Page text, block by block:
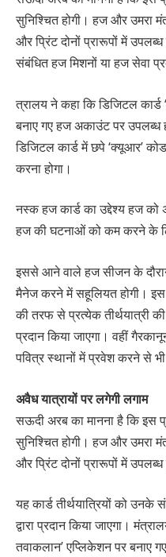
सुनिश्चित होगी। हज और उमरा
और प्रिंट दोनों प्रारूपों में
संबंधित हज मिशनों या हज सेवा
त्रालय ने कहा कि डिजिटल
बनाए गए हज अकाउंट पर उपलब्ध
डिजिटल कार्ड में छपे ‘क्यूआर’
करना होगा।
नस्क हज कार्ड का उद्देश्य हज
हज की घटनाओं को कम करने के
इससे आने वाले हज सीजन के
मैनेज करने में सहूलियत होगी।
की तरफ से प्रत्येक तीर्थयात्री
प्रदान किया जाएगा। वहीं
पवित्र स्थानों में प्रवेश करने से भी
अवैध यात्रायों पर लगेगी लगाम
सऊदी अरब का मानना है कि इस
सुनिश्चित होगी। हज और उमरा
और प्रिंट दोनों प्रारूपों में उपलब्ध
यह कार्ड तीर्थयात्रियों को
द्वारा प्रदान किया जाएगा।
तवाकलान’ एप्लिकेशन पर बनाए